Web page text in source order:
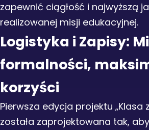
zapewnić ciągłość i najwyższą
realizowanej misji edukacyjnej.
Logistyka i Zapisy:
formalności,
korzyści
Pierwsza edycja projektu „Klasa
została zaprojektowana tak,